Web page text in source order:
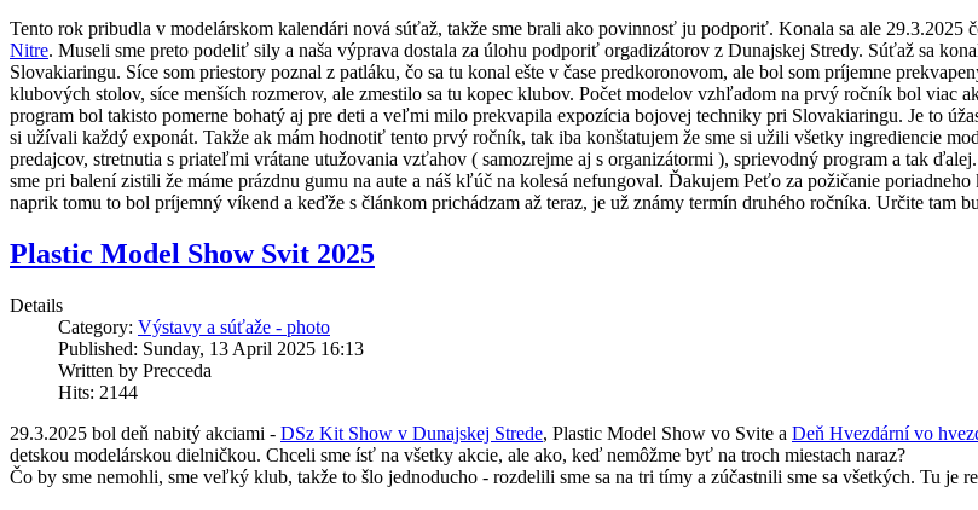
Tento rok pribudla v modelárskom kalendári nová súťaž, takže sme brali ako povinnosť ju podporiť. Konala sa ale 29.3.2025
Nitre. Museli sme preto podeliť sily a naša výprava dostala za úlohu podporiť orgadizátorov z Dunajskej Stredy. Súťaž sa
Slovakiaringu. Síce som priestory poznal z patláku, čo sa tu konal ešte v čase predkoronovom, ale bol som príjemne
klubových stolov, síce menších rozmerov, ale zmestilo sa tu kopec klubov. Počet modelov vzhľadom na prvý ročník bol viac
program bol takisto pomerne bohatý aj pre deti a veľmi milo prekvapila expozícia bojovej techniky pri Slovakiaringu. Je to
si užívali každý exponát. Takže ak mám hodnotiť tento prvý ročník, tak iba konštatujem že sme si užili všetky ingrediencie
predajcov, stretnutia s priateľmi vrátane utužovania vzťahov ( samozrejme aj s organizátormi ), sprievodný program a tak
sme pri balení zistili že máme prázdnu gumu na aute a náš kľúč na kolesá nefungoval. Ďakujem Peťo za požičanie
naprik tomu to bol príjemný víkend a keďže s článkom prichádzam až teraz, je už známy termín druhého ročníka. Určite tam
Plastic Model Show Svit 2025
Details
Category: Výstavy a súťaže - photo
Published: Sunday, 13 April 2025 16:13
Written by Precceda
Hits: 2144
29.3.2025 bol deň nabitý akciami - DSz Kit Show v Dunajskej Strede, Plastic Model Show vo Svite a Deň Hvezdární vo
detskou modelárskou dielničkou. Chceli sme ísť na všetky akcie, ale ako, keď nemôžme byť na troch miestach naraz?
Čo by sme nemohli, sme veľký klub, takže to šlo jednoducho - rozdelili sme sa na tri tímy a zúčastnili sme sa všetkých. Tu je